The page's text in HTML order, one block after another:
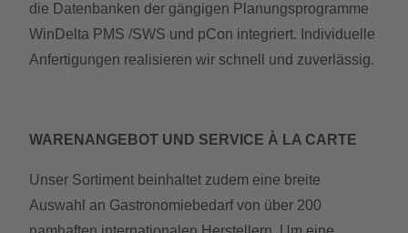
die Datenbanken der gängigen Planungsprogramme
WinDelta PMS /SWS und pCon integriert. Individuelle
Anfertigungen realisieren wir schnell und zuverlässig.
WARENANGEBOT UND SERVICE À LA CARTE
Unser Sortiment beinhaltet zudem eine breite
Auswahl an Gastronomiebedarf von über 200